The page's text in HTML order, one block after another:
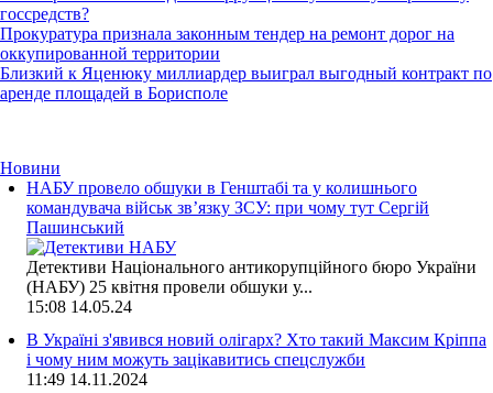
госсредств?
Прокуратура признала законным тендер на ремонт дорог на
оккупированной территории
Близкий к Яценюку миллиардер выиграл выгодный контракт по
аренде площадей в Борисполе
Новини
НАБУ провело обшуки в Генштабі та у колишнього
командувача військ зв’язку ЗСУ: при чому тут Сергій
Пашинський
Детективи Національного антикорупційного бюро України
(НАБУ) 25 квітня провели обшуки у...
15:08 14.05.24
В Україні з'явився новий олігарх? Хто такий Максим Кріппа
і чому ним можуть зацікавитись спецслужби
11:49 14.11.2024